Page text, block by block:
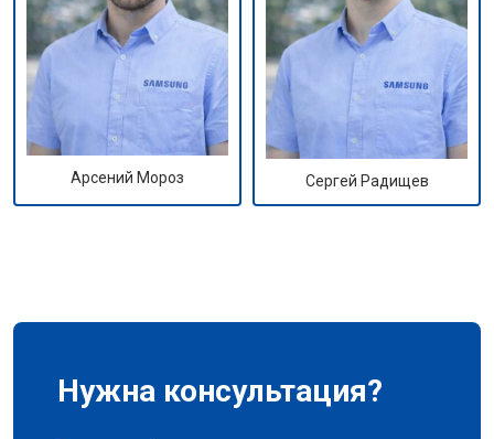
Арсений Мороз Сергей Радищев
Нужна консультация?